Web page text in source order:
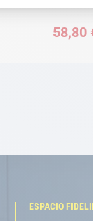
58,80
ESPACIO